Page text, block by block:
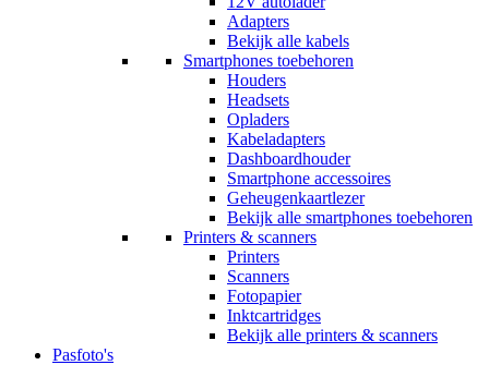
Adapters
Bekijk alle kabels
Smartphones toebehoren
Houders
Headsets
Opladers
Kabeladapters
Dashboardhouder
Smartphone accessoires
Geheugenkaartlezer
Bekijk alle smartphones toebehoren
Printers & scanners
Printers
Scanners
Fotopapier
Inktcartridges
Bekijk alle printers & scanners
Pasfoto's